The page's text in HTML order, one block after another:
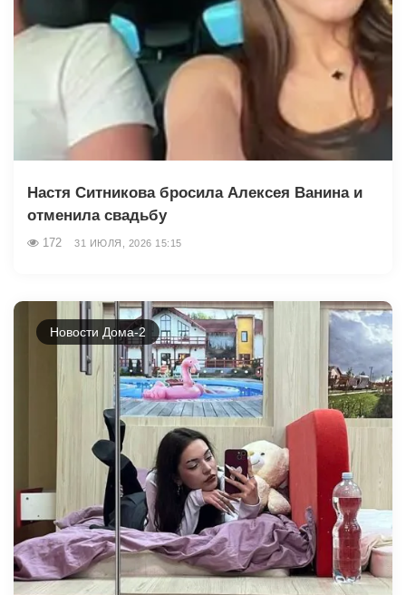
Настя Ситникова бросила Алексея Ванина и
отменила свадьбу
172 31 ИЮЛЯ, 2026 15:15
Новости Дома-2